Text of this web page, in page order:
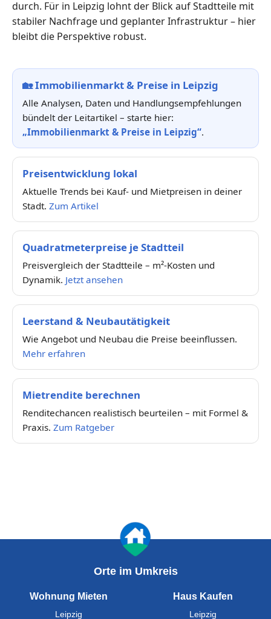
durch. Für in Leipzig lohnt der Blick auf Stadtteile mit
stabiler Nachfrage und geplanter Infrastruktur – hier
bleibt die Perspektive robust.
🏡Immobilienmarkt & Preise in Leipzig
Alle Analysen, Daten und Handlungsempfehlungen
bündelt der Leitartikel – starte hier:
„Immobilienmarkt & Preise in Leipzig“.
Preisentwicklung lokal
Aktuelle Trends bei Kauf- und Mietpreisen in deiner
Stadt. Zum Artikel
Quadratmeterpreise je Stadtteil
Preisvergleich der Stadtteile – m²-Kosten und
Dynamik. Jetzt ansehen
Leerstand & Neubautätigkeit
Wie Angebot und Neubau die Preise beeinflussen.
Mehr erfahren
Mietrendite berechnen
Renditechancen realistisch beurteilen – mit Formel &
Praxis. Zum Ratgeber
Orte im Umkreis
Wohnung Mieten
Leipzig
Haus Kaufen
Leipzig